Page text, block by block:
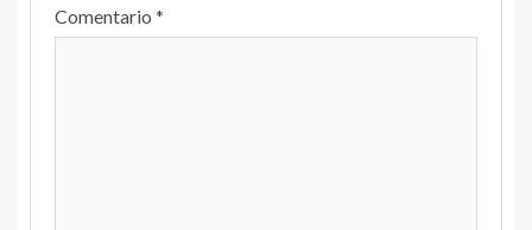
Comentario *